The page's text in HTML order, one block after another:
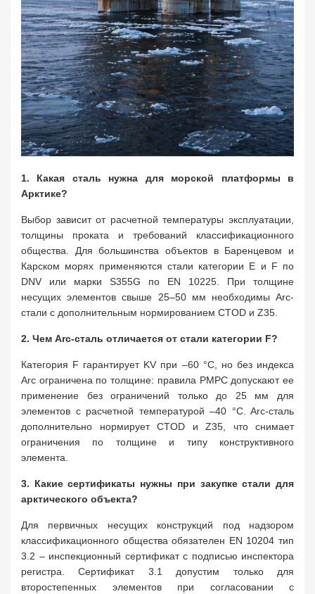
1. Какая сталь нужна для морской платформы в
Арктике?
Выбор зависит от расчетной температуры эксплуатации,
толщины проката и требований классификационного
общества. Для большинства объектов в Баренцевом и
Карском морях применяются стали категории E и F по
DNV или марки S355G по EN 10225. При толщине
несущих элементов свыше 25–50 мм необходимы Arc-
стали с дополнительным нормированием CTOD и Z35.
2. Чем Arc-сталь отличается от стали категории F?
Категория F гарантирует KV при –60 °C, но без индекса
Arc ограничена по толщине: правила РМРС допускают ее
применение без ограничений только до 25 мм для
элементов с расчетной температурой –40 °C. Arc-сталь
дополнительно нормирует CTOD и Z35, что снимает
ограничения по толщине и типу конструктивного
элемента.
3. Какие сертификаты нужны при закупке стали для
арктического объекта?
Для первичных несущих конструкций под надзором
классификационного общества обязателен EN 10204 тип
3.2 – инспекционный сертификат с подписью инспектора
регистра. Сертификат 3.1 допустим только для
второстепенных элементов при согласовании с